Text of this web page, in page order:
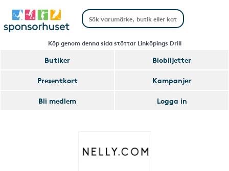
Köp genom denna sida stöttar Linköpings Drill
Butiker
Biobiljetter
Presentkort
Kampanjer
Bli medlem
Logga in